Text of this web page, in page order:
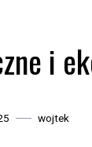
i
wojtek